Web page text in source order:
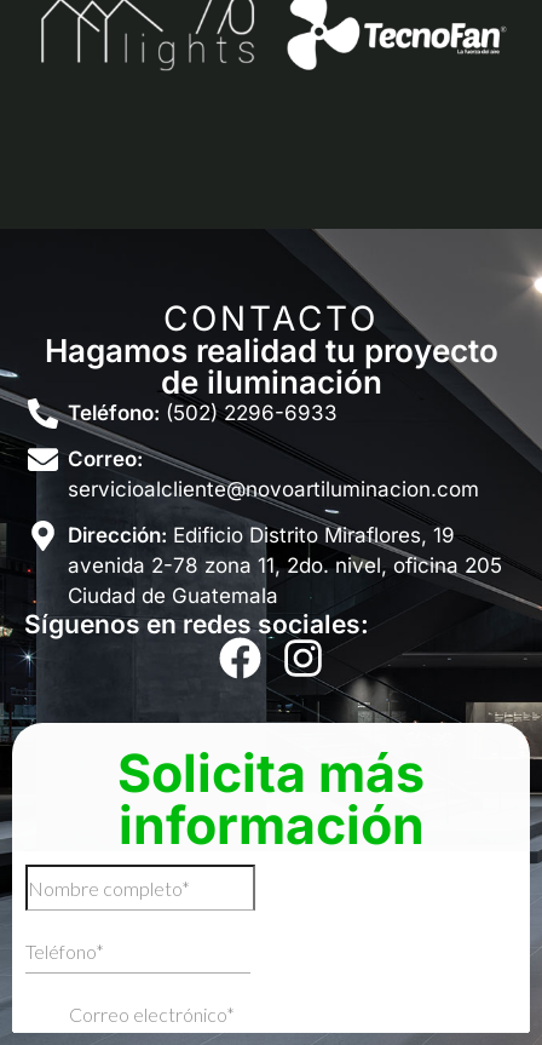
CONTACTO
Hagamos realidad tu proyecto
de iluminación
Teléfono: (502) 2296-6933
Correo:
servicioalcliente@novoartiluminacion.com
Dirección: Edificio Distrito Miraflores, 19
avenida 2-78 zona 11, 2do. nivel, oficina 205
Ciudad de Guatemala
Síguenos en redes sociales:
Solicita más
información